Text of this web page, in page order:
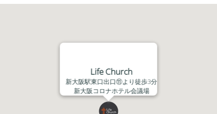
Life Church
新大阪駅東口出口⑪より徒歩3分
新大阪コロナホテル会議場